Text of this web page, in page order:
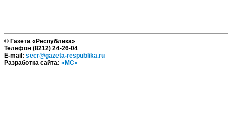
© Газета «Республика»
Телефон (8212) 24-26-04
E-mail: secr@gazeta-respublika.ru
Разработка сайта: «МС»